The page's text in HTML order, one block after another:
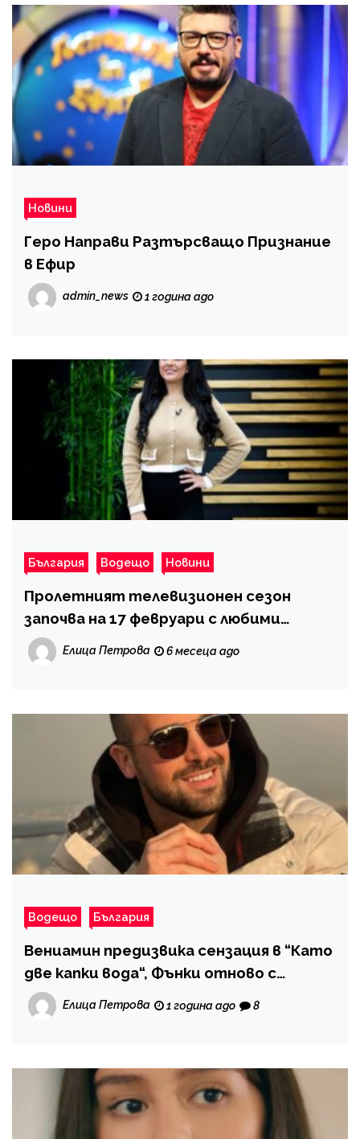
Новини
Геро Направи Разтърсващо Признание
в Ефир
admin_news 1 година ago
България Водещо Новини
Пролетният телевизионен сезон
започва на 17 февруари с любими
формати и познати лица
Елица Петрова 6 месеца ago
Водещо България
Вениамин предизвика сензация в “Като
две капки вода“, Фънки отново с
критики
Елица Петрова 1 година ago 8